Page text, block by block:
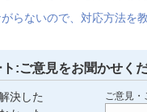
らないので、対応方法を教
:ご意見をお聞かせく
決した
ご意見・